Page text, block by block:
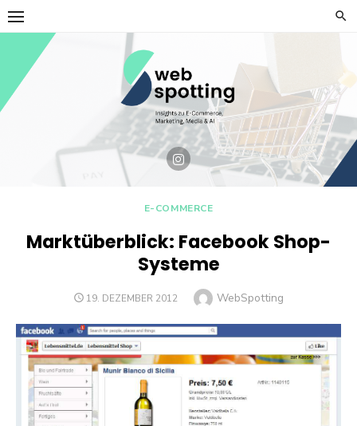
Skip
to
content
E-COMMERCE
Marktüberblick: Facebook Shop-
Systeme
POSTED
19. DEZEMBER 2012 Author
WebSpotting